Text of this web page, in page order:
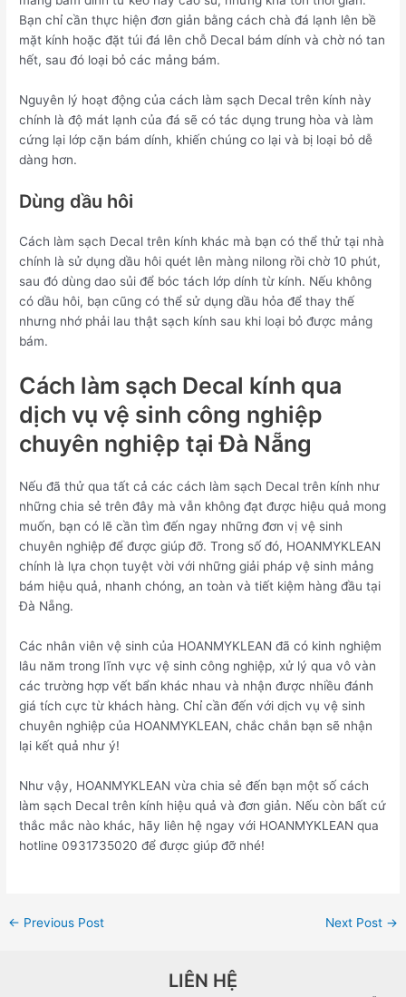
Bạn chỉ cần thực hiện đơn giản bằng cách chà đá lạnh lên bề
mặt kính hoặc đặt túi đá lên chỗ Decal bám dính và chờ nó tan
hết, sau đó loại bỏ các mảng bám.
Nguyên lý hoạt động của cách làm sạch Decal trên kính này
chính là độ mát lạnh của đá sẽ có tác dụng trung hòa và làm
cứng lại lớp cặn bám dính, khiến chúng co lại và bị loại bỏ dễ
dàng hơn.
Dùng dầu hôi
Cách làm sạch Decal trên kính khác mà bạn có thể thử tại nhà
chính là sử dụng dầu hôi quét lên màng nilong rồi chờ 10 phút,
sau đó dùng dao sủi để bóc tách lớp dính từ kính. Nếu không
có dầu hôi, bạn cũng có thể sử dụng dầu hỏa để thay thế
nhưng nhớ phải lau thật sạch kính sau khi loại bỏ được mảng
bám.
Cách làm sạch Decal kính qua
dịch vụ vệ sinh công nghiệp
chuyên nghiệp tại Đà Nẵng
Nếu đã thử qua tất cả các cách làm sạch Decal trên kính như
những chia sẻ trên đây mà vẫn không đạt được hiệu quả mong
muốn, bạn có lẽ cần tìm đến ngay những đơn vị vệ sinh
chuyên nghiệp để được giúp đỡ. Trong số đó, HOANMYKLEAN
chính là lựa chọn tuyệt vời với những giải pháp vệ sinh mảng
bám hiệu quả, nhanh chóng, an toàn và tiết kiệm hàng đầu tại
Đà Nẵng.
Các nhân viên vệ sinh của HOANMYKLEAN đã có kinh nghiệm
lâu năm trong lĩnh vực vệ sinh công nghiệp, xử lý qua vô vàn
các trường hợp vết bẩn khác nhau và nhận được nhiều đánh
giá tích cực từ khách hàng. Chỉ cần đến với dịch vụ vệ sinh
chuyên nghiệp của HOANMYKLEAN, chắc chắn bạn sẽ nhận
lại kết quả như ý!
Như vậy, HOANMYKLEAN vừa chia sẻ đến bạn một số cách
làm sạch Decal trên kính hiệu quả và đơn giản. Nếu còn bất cứ
thắc mắc nào khác, hãy liên hệ ngay với HOANMYKLEAN qua
hotline 0931735020 để được giúp đỡ nhé!
← Previous Post Next Post →
LIÊN HỆ